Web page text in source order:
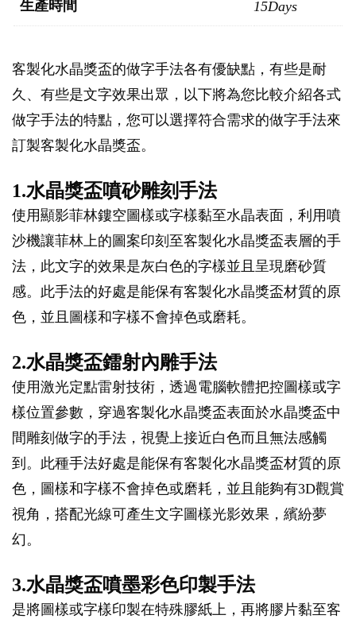
生產時間 15Days
客製化水晶獎盃的做字手法各有優缺點，有些是耐
久、有些是文字效果出眾，以下將為您比較介紹各式
做字手法的特點，您可以選擇符合需求的做字手法來
訂製客製化水晶獎盃。
1.水晶獎盃噴砂雕刻手法
使用顯影菲林鏤空圖樣或字樣黏至水晶表面，利用噴
沙機讓菲林上的圖案印刻至客製化水晶獎盃表層的手
法，此文字的效果是灰白色的字樣並且呈現磨砂質
感。此手法的好處是能保有客製化水晶獎盃材質的原
色，並且圖樣和字樣不會掉色或磨耗。
2.水晶獎盃鐳射內雕手法
使用激光定點雷射技術，透過電腦軟體把控圖樣或字
樣位置參數，穿過客製化水晶獎盃表面於水晶獎盃中
間雕刻做字的手法，視覺上接近白色而且無法感觸
到。此種手法好處是能保有客製化水晶獎盃材質的原
色，圖樣和字樣不會掉色或磨耗，並且能夠有3D觀賞
視角，搭配光線可產生文字圖樣光影效果，繽紛夢
幻。
3.水晶獎盃噴墨彩色印製手法
是將圖樣或字樣印製在特殊膠紙上，再將膠片黏至客